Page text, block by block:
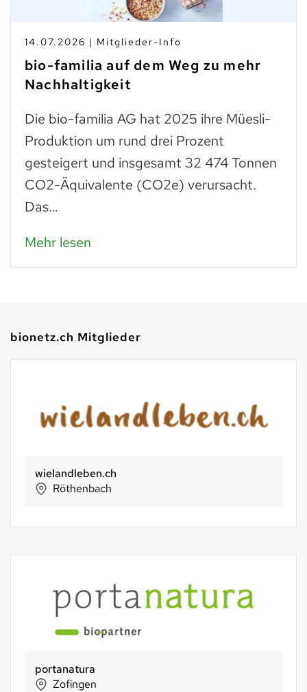
14.07.2026 | Mitglieder-Info
bio-familia auf dem Weg zu mehr
Nachhaltigkeit
Die bio-familia AG hat 2025 ihre Müesli-
Produktion um rund drei Prozent
gesteigert und insgesamt 32 474 Tonnen
CO2-Äquivalente (CO2e) verursacht.
Das…
Mehr lesen
bionetz.ch Mitglieder
SwissBioColostrum AG
Cham
HautQuartier AG
Zofingen